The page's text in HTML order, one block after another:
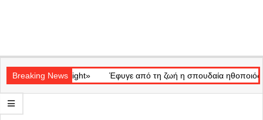
Navigation
Breaking News
«Ray of Light» Έφυγε από τη ζωή η σπουδαία ηθοποιός